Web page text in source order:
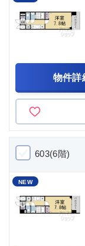
物件詳
603(6階)
NEW